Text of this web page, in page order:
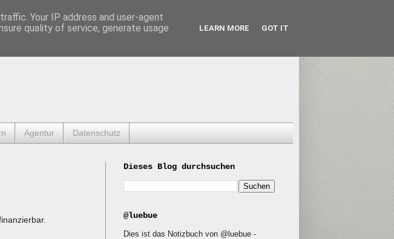
Agentur Datenschutz
Dieses Blog durchsuchen
@luebue
Dies ist das Notizbuch von @luebue -
Your IP address and user-agent
quality of service, generate usage
LEARN MORE GOT IT